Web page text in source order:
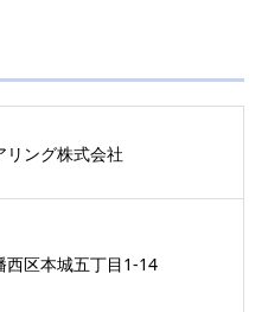
リング株式会社
西区本城五丁目1-14